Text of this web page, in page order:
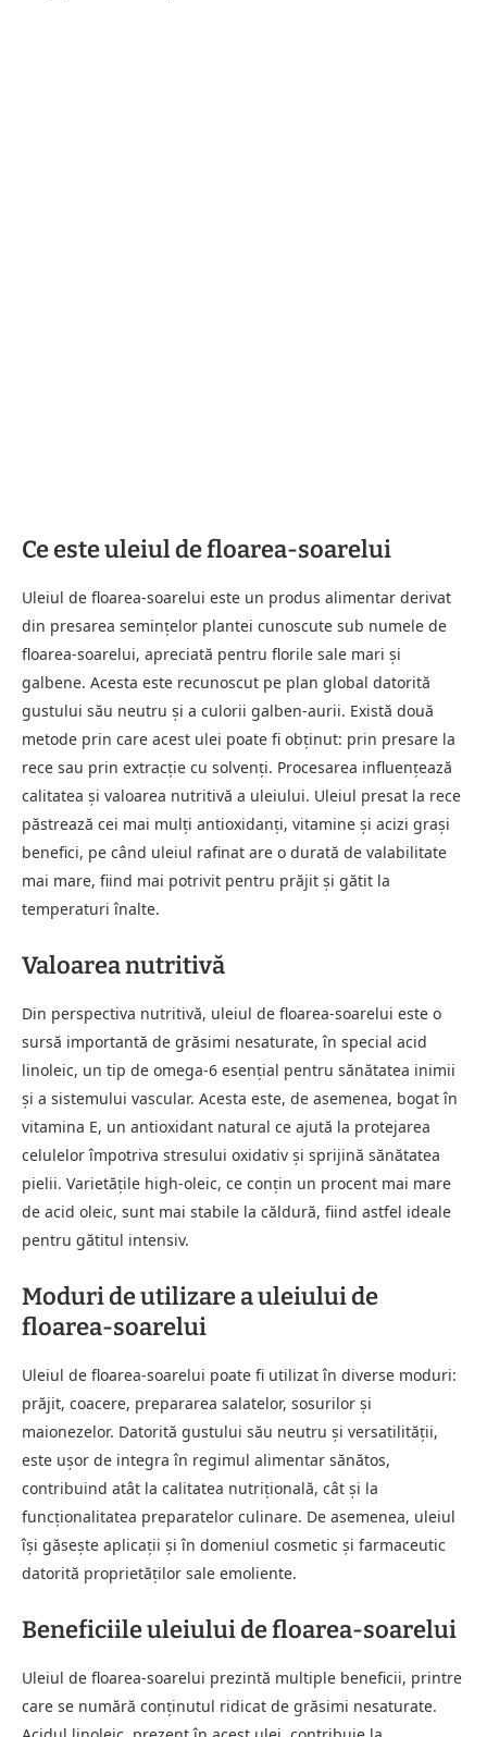
Ce este uleiul de floarea-soarelui
Uleiul de floarea-soarelui este un produs alimentar derivat
din presarea semințelor plantei cunoscute sub numele de
floarea-soarelui, apreciată pentru florile sale mari și
galbene. Acesta este recunoscut pe plan global datorită
gustului său neutru și a culorii galben-aurii. Există două
metode prin care acest ulei poate fi obținut: prin presare la
rece sau prin extracție cu solvenți. Procesarea influențează
calitatea și valoarea nutritivă a uleiului. Uleiul presat la rece
păstrează cei mai mulți antioxidanți, vitamine și acizi grași
benefici, pe când uleiul rafinat are o durată de valabilitate
mai mare, fiind mai potrivit pentru prăjit și gătit la
temperaturi înalte.
Valoarea nutritivă
Din perspectiva nutritivă, uleiul de floarea-soarelui este o
sursă importantă de grăsimi nesaturate, în special acid
linoleic, un tip de omega-6 esențial pentru sănătatea inimii
și a sistemului vascular. Acesta este, de asemenea, bogat în
vitamina E, un antioxidant natural ce ajută la protejarea
celulelor împotriva stresului oxidativ și sprijină sănătatea
pielii. Varietățile high-oleic, ce conțin un procent mai mare
de acid oleic, sunt mai stabile la căldură, fiind astfel ideale
pentru gătitul intensiv.
Moduri de utilizare a uleiului de
floarea-soarelui
Uleiul de floarea-soarelui poate fi utilizat în diverse moduri:
prăjit, coacere, prepararea salatelor, sosurilor și
maionezelor. Datorită gustului său neutru și versatilității,
este ușor de integra în regimul alimentar sănătos,
contribuind atât la calitatea nutrițională, cât și la
funcționalitatea preparatelor culinare. De asemenea, uleiul
își găsește aplicații și în domeniul cosmetic și farmaceutic
datorită proprietăților sale emoliente.
Beneficiile uleiului de floarea-soarelui
Uleiul de floarea-soarelui prezintă multiple beneficii, printre
care se numără conținutul ridicat de grăsimi nesaturate.